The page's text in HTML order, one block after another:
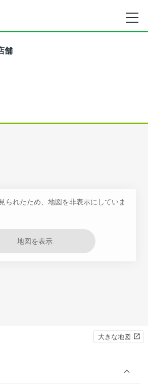
舗
られたため、地図を非表示にしていま
地図を表示
大きな地図